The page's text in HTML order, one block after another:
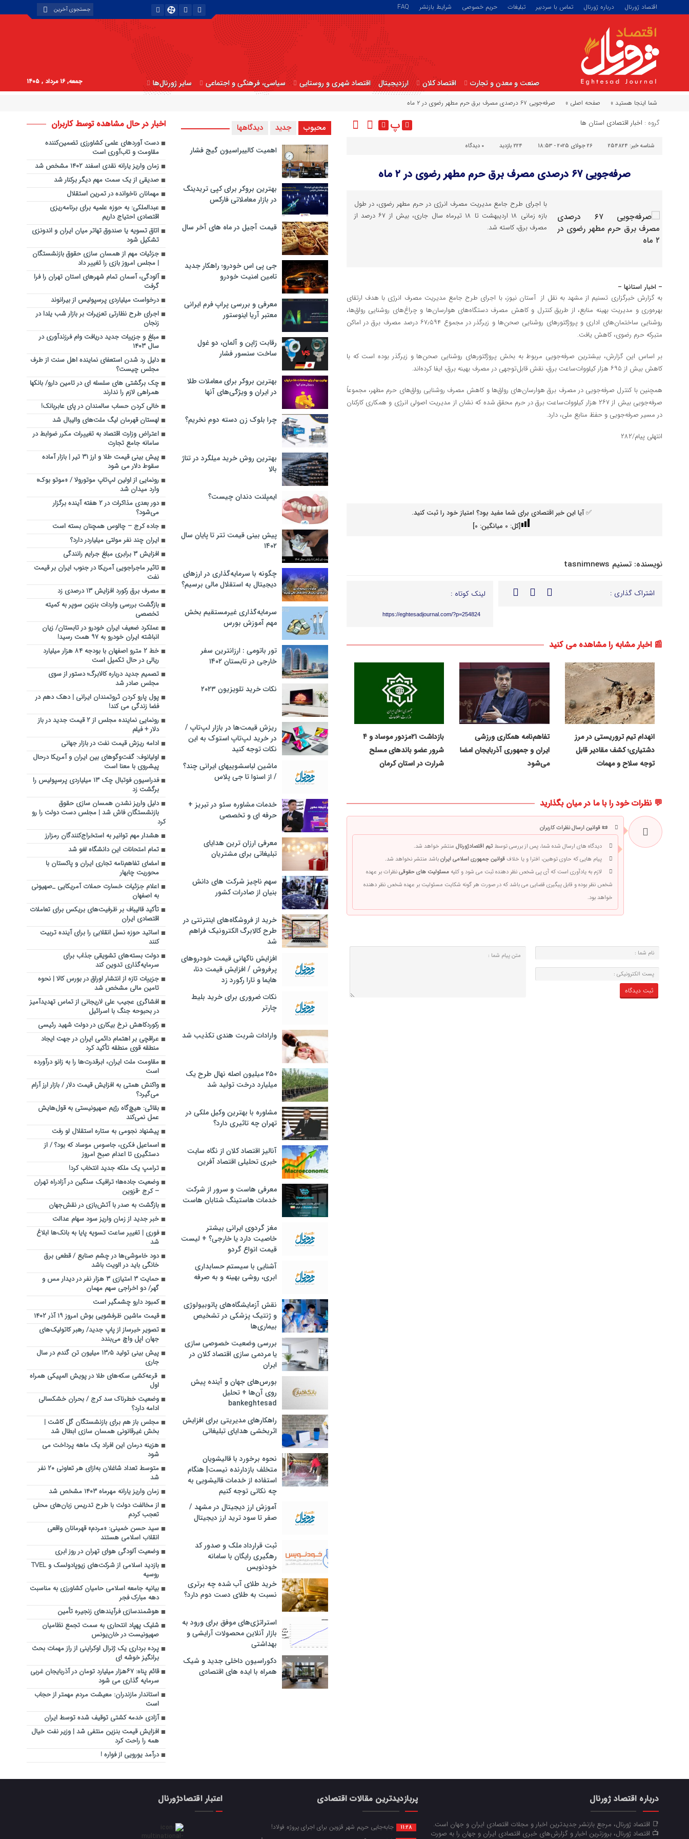
اقتصاد ژورنال درباره ژورنال تماس با سردبیر تبلیغات حریم خصوصی شرایط بازنشر FAQ
صنعت و معدن و تجارت اقتصاد کلان ارزدیجیتال اقتصاد شهری و روستایی سیاسی، فرهنگی و اجتماعی سایر ژورنال‌ها جمعه, ۱۶ مرداد , ۱۴۰۵
شما اینجا هستید » صفحه اصلی » صرفه‌جویی ۶۷ درصدی مصرف برق حرم مطهر رضوی در ۲ ماه
گروه : اخبار اقتصادی استان ها پ
شناسه خبر: 254824 26 جولای 2025 - 18:53 224 بازدید ۰ دیدگاه
صرفه‌جویی ۶۷ درصدی مصرف برق حرم مطهر رضوی در ۲ ماه
با اجرای طرح جامع مدیریت مصرف انرژی در حرم مطهر رضوی، در طول
بازه زمانی ۱۸ اردیبهشت تا ۱۸ تیرماه سال جاری، بیش از ۶۷ درصد از
مصرف برق، کاسته شد.
– اخبار استانها –
به گزارش خبرگزاری تسنیم از مشهد به نقل از آستان نیوز، با اجرای طرح جامع مدیریت مصرف انرژی با هدف ارتقای
بهره‌وری و مدیریت بهینه منابع، از طریق کنترل و کاهش مصرف دستگاه‌های هوارسان‌ها و چراغ‌های روشنایی رواق‌ها،
روشنایی ساختمان‌های اداری و پروژکتورهای روشنایی صحن‌ها و زیرگذر در مجموع ۶۷٫۵۹۴ درصد مصرف برق در اماکن
متبرکه حرم رضوی، کاهش یافت.
بر اساس این گزارش، بیشترین صرفه‌جویی مربوط به بخش پروژکتورهای روشنایی صحن‌ها و زیرگذر بوده است که با
کاهش بیش از ۶۹۵ هزار کیلووات‌ساعت برق، نقش قابل‌توجهی در مصرف بهینه برق، ایفا کرده‌اند.
همچنین با کنترل صرفه‌جویی در مصرف برق هوارسان‌های رواق‌ها و کاهش مصرف روشنایی رواق‌های حرم مطهر، مجموعاً
صرفه‌جویی بیش از ۲۶۷ هزار کیلووات‌ساعت برق در حرم محقق شده که نشان از مدیریت اصولی انرژی و همکاری کارکنان
در مسیر صرفه‌جویی و حفظ منابع ملی، دارد.
انتهلی پیام/۲۸۲
✅ آیا این خبر اقتصادی برای شما مفید بود؟ امتیاز خود را ثبت کنید.
[کل: 0 میانگین: 0
]
نویسنده: تسنیم tasnimnews
اشتراک گذاری : لینک کوتاه :
https://eghtesadjournal.com/?p=254824
📰 اخبار مشابه را مشاهده می کنید
انهدام تیم تروریستی در مرز
دشتیاری؛ کشف مقادیر قابل
توجه سلاح و مهمات
تفاهم‌نامه همکاری ورزشی
ایران و جمهوری آذربایجان امضا
می‌شود
بازداشت ۲۱مزدور موساد و ۴
شرور عضو باندهای مسلح
شرارت در استان کرمان
💬 نظرات خود را با ما در میان بگذارید
📜 قوانین ارسال نظرات کاربران
دیدگاه های ارسال شده شما، پس از بررسی توسط تیم اقتصادژورنال منتشر خواهد شد.
پیام هایی که حاوی توهین، افترا و یا خلاف قوانین جمهوری اسلامی ایرانباشد منتشر نخواهد شد.
لازم به یادآوری است که آی پی شخص نظر دهنده ثبت می شود و کلیه مسئولیت های حقوقینظرات بر عهده
شخص نظر بوده و قابل پیگیری قضایی می باشد که در صورت هر گونه شکایت مسئولیت بر عهده شخص نظر دهنده
خواهد بود.
محبوب جدید دیدگاهها
اهمیت کالیبراسیون گیج فشار
بهترین بروکر برای کپی‌ تریدینگ
در بازار معاملاتی فارکس
قیمت آجیل در ماه های آخر سال
جی پی اس خودرو؛ راهکار جدید
تامین امنیت خودرو
معرفی و بررسی پراپ فرم ایرانی
معتبر آریا اینوستور
رقابت ژاپن و آلمان، دو غول
ساخت سنسور فشار
بهترین بروکر برای معاملات طلا
در ایران و ویژگی‌های آنها
چرا بلوک زن دسته دوم نخریم؟
بهترین روش خرید میلگرد در تناژ
بالا
ایمپلنت دندان چیست؟
پیش بینی قیمت تتر تا پایان سال
۱۴۰۲
چگونه با سرمایه‌گذاری در ارزهای
دیجیتال به استقلال مالی برسیم؟
سرمایه‌گذاری غیرمستقیم بخش
مهم آموزش بورس
تور باتومی : ارزانترین سفر
خارجی در تابستان ۱۴۰۲
نکات خرید تلویزیون ۲۰۲۳
ریزش قیمت‌ها در بازار لپ‌تاپ /
در خرید لپ‌تاپ استوک به این
نکات توجه کنید
ماشین لباسشویی‎های ایرانی چند؟
/ از اسنوا تا جی پلاس
خدمات مشاوره سئو در تبریز +
حرفه ای و تخصصی
معرفی ارزان ترین هدایای
تبلیغاتی برای مشتریان
سهم ناچیز شرکت های دانش
بنیان از صادرات کشور
خرید از فروشگاه‌های اینترنتی در
طرح کالابرگ الکترونیک فراهم
شد
افزایش ناگهانی قیمت خودروهای
پرفروش / افزایش قیمت دنا،
هایما و تارا رکورد زد
نکات ضروری برای خرید بلیط
چارتر
وارادات شربت هندی تکذیب شد
۲۵۰ میلیون اصله نهال طرح یک
میلیارد درخت تولید شد
مشاوره با بهترین وکیل ملکی در
تهران چه تاثیری دارد؟
آنالیز اقتصاد کلان از نگاه سایت
خبری تحلیلی اقتصاد آفرین
معرفی هاست و سرور از شرکت
خدمات هاستینگ شتابان هاست
مغز گردوی ایرانی بیشتر
خاصیت دارد یا خارجی؟ + لیست
قیمت انواع گردو
آشنایی با سیستم حسابداری
ابری، روشی بهینه و به صرفه
نقش آزمایشگاه‌های پاتوبیولوژی
و ژنتیک پزشکی در تشخیص
بیماری‌ها
بررسی وضعیت خصوصی سازی
یا مردمی سازی اقتصاد کلان در
ایران
بورس‌های جهان و آینده پیش
روی آن‌ها + تحلیل
bankeghtesad
راهکارهای مدیریتی برای افزایش
اثربخشی هدایای تبلیغاتی
نحوه برخورد با قالیشویان
متخلف بازدارنده نیست| هنگام
استفاده از خدمات قالیشویی به
چه نکاتی توجه کنیم
آموزش ارز دیجیتال در مشهد /
صفر تا سود ترید ارز دیجیتال
ثبت قرارداد ملک و صدور کد
رهگیری رایگان با سامانه
خودنویس
خرید طلای آب شده چه برتری
نسبت به طلای دست دوم دارد؟
استراتژی‌های موفق برای ورود به
بازار آنلاین محصولات آرایشی و
بهداشتی
دکوراسیون داخلی جدید و شیک
همراه با ایده های اقتصادی
اخبار در حال مشاهده توسط کاربران
دست آوردهای علمی کشاورزی تضمین‌کننده
مقاومت و تاب‌آوری است
زمان واریز یارانه نقدی اسفند ۱۴۰۲ مشخص شد
صدیقی از یک سمت مهم دیگر برکنار شد
مهمانان ناخوانده در تمرین استقلال
عبدالملکی: به حوزه علمیه برای برنامه‌ریزی
اقتصادی احتیاج داریم
اتاق تسویه یا صندوق تهاتر میان ایران و اندونزی
تشکیل شود
جزئیات مهم از همسان سازی حقوق بازنشستگان
| مجلس امروز بازی را تغییر داد
آلودگی، آسمان تمام شهرهای استان تهران را فرا
گرفت
درخواست میلیاردی پرسپولیس از بیرانوند
اجرای طرح نظارتی تعزیرات بر بازار شب یلدا در
زنجان
مبلغ و جزییات جدید دریافت وام فرزندآوری در
سال ۱۴۰۳
دلیل رد شدن استعفای نماینده اهل سنت از طرف
مجلس چیست؟
چک برگشتی های سلسله ای در تامین دارو/ بانکها
همراهی لازم را ندارند
خالی کردن حساب سالمندان در پای عابربانک!
لهستان قهرمان لیگ ملت‌های والیبال شد
اعتراض وزارت اقتصاد به تغییرات مکرر ضوابط در
سامانه جامع تجارت
پیش‌ بینی قیمت طلا و ارز ۳۱ تیر | بازار آماده
سقوط دلار می شود
رونمایی از اولین لپ‌تاپ موتورولا / «موتو بوک»
وارد میدان شد
دور بعدی مذاکرات در ۲ هفته آینده برگزار
می‌شود؟
جاده کرج – چالوس همچنان بسته است
ایران چند نفر مولتی میلیاردر دارد؟
افزایش ۳ برابری مبلغ جرایم رانندگی
تاثیر ماجراجویی آمریکا در جنوب ایران بر قیمت
نفت
مصرف برق رکورد افزایش ۱۳ درصدی زد
بازگشت بررسی واردات بنزین سوپر به کمیته
تخصصی
عملکرد ضعیف ایران خودرو در تابستان/ زیان
انباشته ایران خودرو به ۹۷ همت رسید!
خط ۲ مترو اصفهان با بودجه ۸۴ هزار میلیارد
ریالی در حال تکمیل است
تصمیم جدید درباره کالابرگ؛ دستور از سوی
مجلس صادر شد
پول پارو کردن ثروتمندان ایرانی | دهک دهم در
فضا زندگی می کند!
رونمایی نماینده مجلس از ۲ قیمت جدید در باز
دلار + فیلم
ادامه ریزش قیمت نفت در بازار جهانی
اولیانوف: گفت‌وگوهای بین ایران و آمریکا درحال
پیشروی با معنا است
فدراسیون فوتبال چک ۱۳ میلیاردی پرسپولیس را
برگشت زد
دلیل واریز نشدن همسان سازی حقوق
بازنشستگان فاش شد | مجلس دست دولت را رو
کرد
هشدار مهم توانیر به استخراج‎‌کنندگان رمزارز
تمام امتحانات این دانشگاه لغو شد
امضای تفاهم‌نامه تجاری ایران و پاکستان با
محوریت چابهار
اعلام جزئیات خسارت حملات آمریکایی _صهیونی
به اصفهان
تأکید قالیباف بر ظرفیت‌های بریکس برای تعاملات
اقتصادی ایران
اساتید حوزه نسل انقلابی را برای آینده تربیت
کنند
دولت بسته‌های تشویقی جذاب برای
سرمایه‌گذاری تدوین کند
جزییات تازه از انتشار اوراق در بورس کالا | نحوه
تامین مالی مشخص شد
افشاگری عجیب علی لاریجانی از تماس تهدیدآمیز
در بحبوحه جنگ با اسرائیل
رکوردکاهش نرخ بیکاری در دولت شهید رئیسی
عراقچی بر اهتمام دائمی ایران در جهت ایجاد
منطقه قوی منطقه تأکید کرد
مقاومت ملت ایران، ابرقدرت‌ها را به زانو درآورده
است
واکنش همتی به افزایش قیمت دلار / بازار ارز آرام
می‌گیرد؟
بقائی: هیچ‌گاه رژیم صهیونیستی به قول‌هایش
عمل نمی‌کند
پیشنهاد نجومی به ستاره استقلال لو رفت
اسماعیل فکری، جاسوس موساد که بود؟ / از
دستگیری تا اعدام صبح امروز
ترامپ یک ملکه جدید انتخاب کرد!
وضعیت جاده‌ها؛ ترافیک سنگین در آزادراه تهران
– کرج -قزوین
بازگشت به صدر با آتش‌بازی در نقش‌جهان
خبر جدید از زمان واریز سود سهام عدالت
فوری | تغییر ساعت تسویه پایا به بانک‌ها ابلاغ
شد
دود خاموشی‌ها در چشم صنایع / قطعی برق
خانگی باید در الویت باشد
حمایت ۳ امتیازی ۳ هزار نفر در دیدار مس و
گهر/ دو اخراجی‌ سهم مهمان
کمبود دارو چشمگیر است
قیمت ماشین ظرفشویی بوش امروز ۱۹ آذر ۱۴۰۲
تصویر خبرساز از پاپ جدید/ رهبر کاتولیک‌های
جهان اپل واچ می‌بندد
پیش بینی تولید ۱۳٫۵ میلیون تن گندم در سال
جاری
قرعه‌کشی سکه‌های طلا در پویش المپیکی همراه
اول
وضعیت خطرناک سد کرج / بحران خشکسالی
ادامه دارد؟
مجلس باز هم برای بازنشستگان گل کاشت |
بخش غیرقانونی همسان سازی ابطال شد
هزینه درمان این افراد یک ماهه پرداخت می
شود
متوسط تعداد شاغلان به‌ازای هر تعاونی ۲۰ نفر
شد
زمان واریز یارانه مهرماه ۱۴۰۳ مشخص شد
از مخالفت دولت با طرح تدریس زبان‌های محلی
تعجب کردم
سید حسن خمینی: «مردم» قهرمانان واقعی
انقلاب اسلامی هستند
وضعیت آلودگی هوای تهران در روز ابری
بازدید اسلامی از شرکت‌های زیوپادولسک و TVEL
روسیه
بیانیه جامعه اسلامی حامیان کشاورزی به مناسبت
دهه مبارک فجر
هوشمندسازی فرآیندهای زنجیره تأمین
شلیک پهپاد انتحاری به سمت تجمع نظامیان
صهیونیست در خان‌یونس
پرده برداری یک ژنرال اوکراینی از راز مهمات بحث
برانگیز خوشه ای
قائم پناه: ۶۷هزار میلیارد تومان در آذربایجان غربی
سرمایه گذاری می شود
استاندار مازندران: معیشت مردم مهمتر از حجاب
است
آزادی خدمه کشتی توقیف شده توسط ایران
افزایش قیمت بنزین منتفی شد | وزیر نفت خیال
همه را راحت کرد
درآمد یورویی از فواره !
درباره اقتصاد ژورنال
📑 اقتصاد ژورنال، مرجع بازنشر جدیدترین اخبار و مجلات اقتصادی ایران و جهان است.
📺 اقتصاد ژورنال، بروزترین اخبار و گزارش‌های خبری اقتصادی ایران و جهان را به صورت
پربازدیدترین مقالات اقتصادی
11:28 جابه‌جایی حریم شهر قزوین برای اجرای پروژه فولاد!
اعتبار اقتصادژورنال